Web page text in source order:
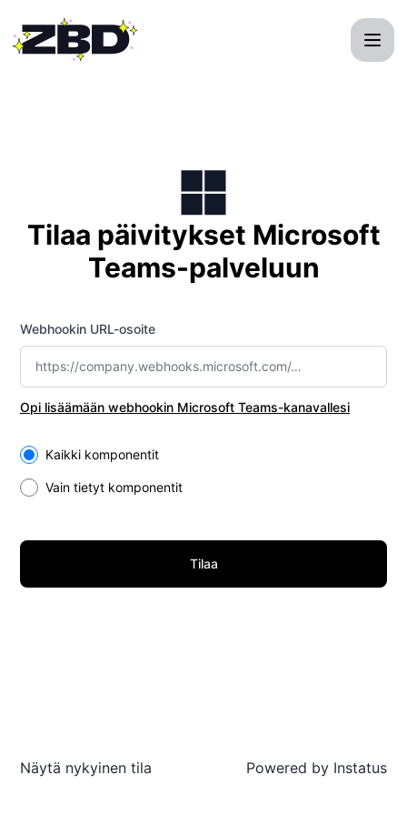
Tilaa päivitykset Microsoft
Teams-palveluun
Webhookin URL-osoite
Opi lisäämään webhookin Microsoft Teams-kanavallesi
Select the components you want to receive updates for
Kaikki komponentit
Vain tietyt komponentit
Tilaa
Näytä nykyinen tila Powered by Instatus